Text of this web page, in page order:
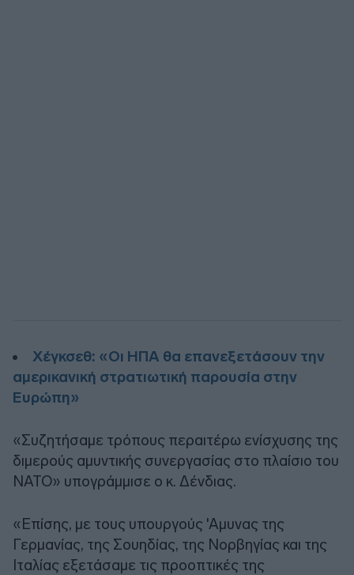
Χέγκσεθ: «Οι ΗΠΑ θα επανεξετάσουν την
αμερικανική στρατιωτική παρουσία στην
Ευρώπη»
«Συζητήσαμε τρόπους περαιτέρω ενίσχυσης της
διμερούς αμυντικής συνεργασίας στο πλαίσιο του
ΝΑΤΟ» υπογράμμισε ο κ. Δένδιας.
«Επίσης, με τους υπουργούς 'Αμυνας της
Γερμανίας, της Σουηδίας, της Νορβηγίας και της
Ιταλίας εξετάσαμε τις προοπτικές της